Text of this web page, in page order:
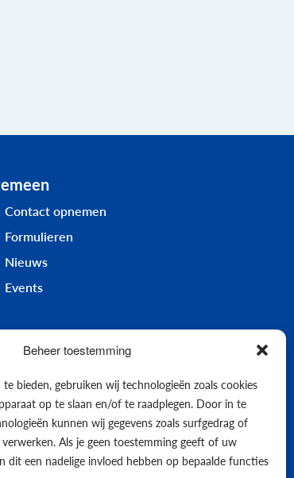
Beheer toestemming
bieden, gebruiken wij technologieën zoals cookies
op te slaan en/of te raadplegen. Door in te
kunnen wij gegevens zoals surfgedrag of
Als je geen toestemming geeft of uw
dit een nadelige invloed hebben op bepaalde functies
Contact opnemen
Formulieren
Nieuws
Events